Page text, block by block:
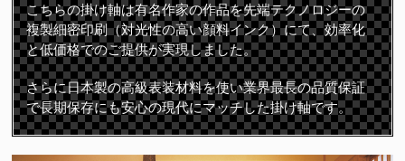
こちらの掛け軸は有名作家の作品を先端テクノロジーの
複製細密印刷（対光性の高い顔料インク）にて、効率化
と低価格でのご提供が実現しました。
さらに日本製の高級表装材料を使い業界最長の品質保証
で長期保存にも安心の現代にマッチした掛け軸です。